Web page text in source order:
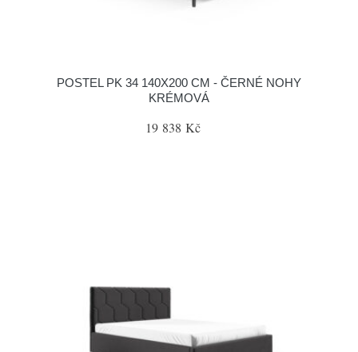
POSTEL PK 34 140X200 CM - ČERNÉ NOHY
KRÉMOVÁ
19 838 Kč